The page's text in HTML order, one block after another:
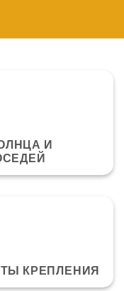
И
КРЕПЛЕНИЯ